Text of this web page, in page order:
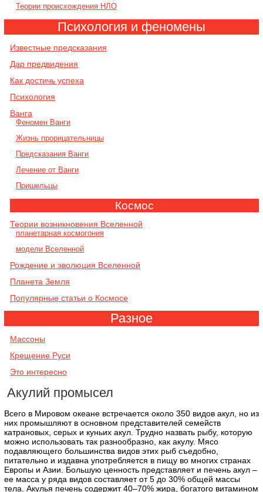
Теории происхождения НЛО
Психология и феномены
Известные предсказания
Дар предвидения
Как достичь успеха
Психология
Ванга
Феномен Ванги
Жизнь прорицательницы
Предсказания Ванги
Лечение от Ванги
Пришельцы
Космос
Теории возникновения Вселенной
планетарная космогония
модели Вселенной
Рождение и эволюция Вселенной
Планета Земля
Популярные статьи о Космосе
Разное
Массоны
Крещение Руси
Это интересно
Акулий промысел
Всего в Мировом океане встречается около 350 видов акул, но из
них промышляют в основном представителей семейств
катрановых, серых и куньих акул. Трудно назвать рыбу, которую
можно использовать так разнообразно, как акулу. Мясо
подавляющего большинства видов этих рыб съедобно,
питательно и издавна употребляется в пищу во многих странах
Европы и Азии. Большую ценность представляет и печень акул –
ее масса у ряда видов составляет от 5 до 30% общей массы
тела. Акулья печень содержит 40–70% жира, богатого витамином